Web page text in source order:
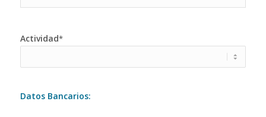
Actividad*
Datos Bancarios: